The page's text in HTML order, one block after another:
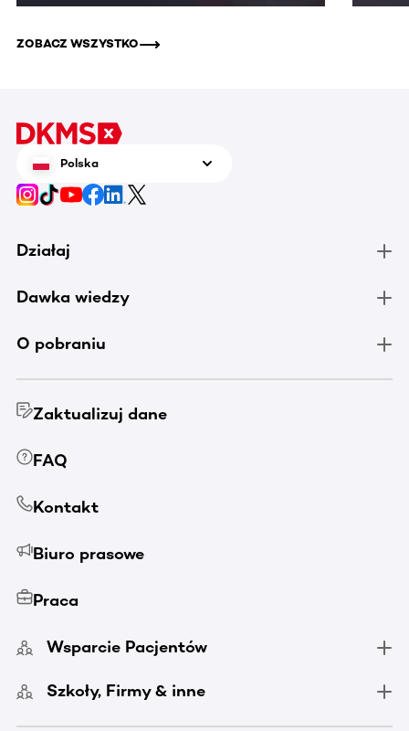
ZOBACZ WSZYSTKO
Polska
Działaj
Dawka wiedzy
O pobraniu
Zaktualizuj dane
FAQ
Kontakt
Biuro prasowe
Praca
Wsparcie Pacjentów
Szkoły, Firmy & inne